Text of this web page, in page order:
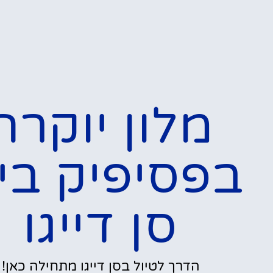
מלון
בפסיפיק
סן דייגו
הדרך לטיול בסן דייגו מתחילה כאן!